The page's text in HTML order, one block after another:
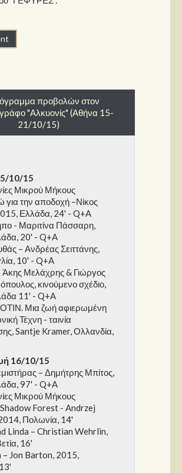
προβολών στον
"Αλκυονίς" (Αθήνα 15-
21/10/15)
10/15
Μικρού Μήκους
για την αποδοχή –Νίκος
Ελλάδα, 24' - Q+A
- Μαριτίνα Πάσσαρη,
20' - Q+A
– Ανδρέας Σειττάνης,
10' - Q+A
Μελάχρης & Γιώργος
κινούμενο σχέδιο,
11' - Q+A
Μια ζωή αφιερωμένη
Τέχνη - ταινία
Santje Kramer, Ολλανδία,
16/10/15
– Δημήτρης Μπίτος,
97' - Q+A
Μικρού Μήκους
Forest - Andrzej
Πολωνία, 14'
Linda – Christian Wehrlin,
16'
– Jon Barton, 2015,